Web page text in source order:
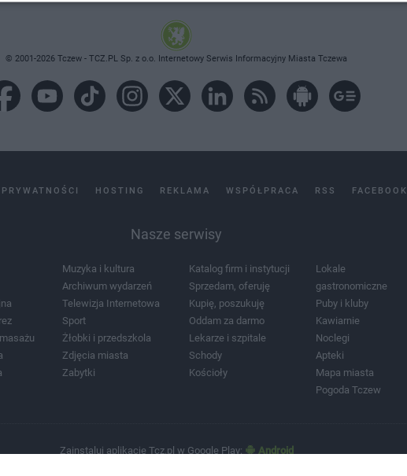
© 2001-2026 Tczew - TCZ.PL Sp. z o.o. Internetowy Serwis Informacyjny Miasta Tczewa
HOSTING REKLAMA WSPÓŁPRACA RSS FACEBOOK
Nasze serwisy
Muzyka i kultura
Archiwum wydarzeń
Telewizja Internetowa
Sport
Żłobki i przedszkola
Zdjęcia miasta
Zabytki
Katalog firm i instytucji
Sprzedam, oferuję
Kupię, poszukuję
Oddam za darmo
Lekarze i szpitale
Schody
Kościoły
Lokale
gastronomiczne
Puby i kluby
Kawiarnie
Noclegi
Apteki
Mapa miasta
Pogoda Tczew
Zainstaluj aplikację Tcz.pl w Google Play: Android